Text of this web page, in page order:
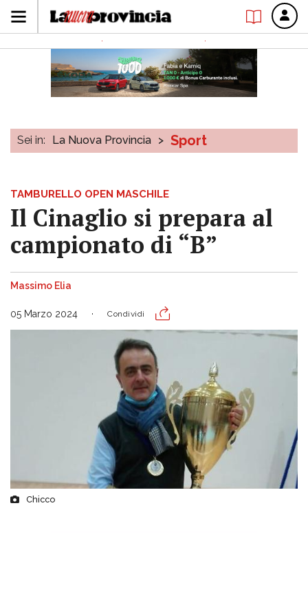
Sei in: La Nuova Provincia > Sport
TAMBURELLO OPEN MASCHILE
Il Cinaglio si prepara al
campionato di “B”
Massimo Elia
05 Marzo 2024 Condividi
Chicco